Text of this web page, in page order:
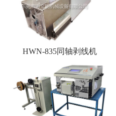
HWN-835同轴剥线机